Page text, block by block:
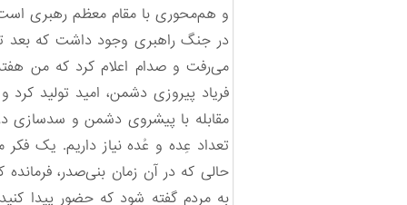
و هم‌محوری با مقام معظم رهبری
در جنگ راهبری وجود داشت که بعد
می‌رفت و صدام اعلام کرد که من
فریاد پیروزی دشمن، امید تولید
مقابله با پیشروی دشمن و سدسازی
تعداد عِده و عُده نیاز داریم. یک
حالی که در آن زمان بنی‌صدر،
به مردم گفته شود که حضور پیدا